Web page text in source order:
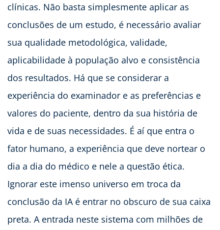
clínicas. Não basta simplesmente aplicar as
conclusões de um estudo, é necessário avaliar
sua qualidade metodológica, validade,
aplicabilidade à população alvo e consistência
dos resultados. Há que se considerar a
experiência do examinador e as preferências e
valores do paciente, dentro da sua história de
vida e de suas necessidades. É aí que entra o
fator humano, a experiência que deve nortear o
dia a dia do médico e nele a questão ética.
Ignorar este imenso universo em troca da
conclusão da IA é entrar no obscuro de sua caixa
preta. A entrada neste sistema com milhões de